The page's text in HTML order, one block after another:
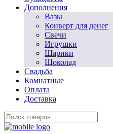
Дополнения
Вазы
Конверт для денег
Свечи
Игрушки
Шарики
Шоколад
Свадьба
Комнатные
Оплата
Доставка